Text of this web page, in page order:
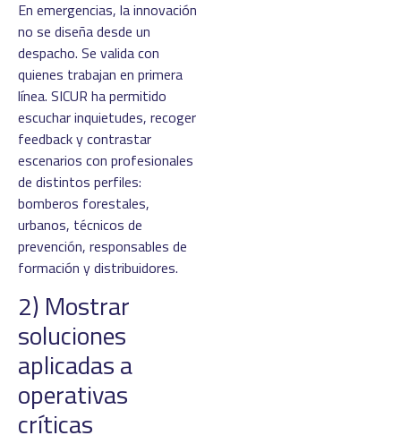
En emergencias, la innovación
no se diseña desde un
despacho. Se valida con
quienes trabajan en primera
línea. SICUR ha permitido
escuchar inquietudes, recoger
feedback y contrastar
escenarios con profesionales
de distintos perfiles:
bomberos forestales,
urbanos, técnicos de
prevención, responsables de
formación y distribuidores.
2) Mostrar
soluciones
aplicadas a
operativas
críticas